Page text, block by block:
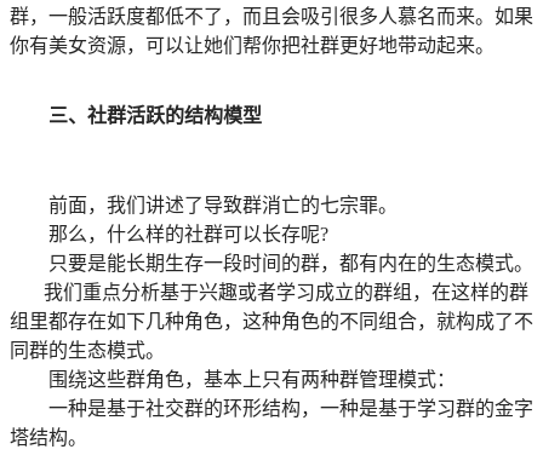
群，一般活跃度都低不了，而且会吸引很多人慕名而来。如果
你有美女资源，可以让她们帮你把社群更好地带动起来。
三、社群活跃的结构模型
前面，我们讲述了导致群消亡的七宗罪。
那么，什么样的社群可以长存呢?
只要是能长期生存一段时间的群，都有内在的生态模式。
我们重点分析基于兴趣或者学习成立的群组，在这样的群
组里都存在如下几种角色，这种角色的不同组合，就构成了不
同群的生态模式。
围绕这些群角色，基本上只有两种群管理模式：
一种是基于社交群的环形结构，一种是基于学习群的金字
塔结构。